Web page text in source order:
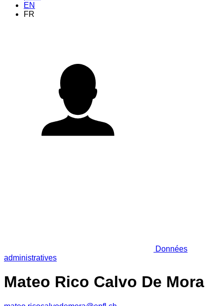
EN
FR
Données
administratives
Mateo Rico Calvo De Mora